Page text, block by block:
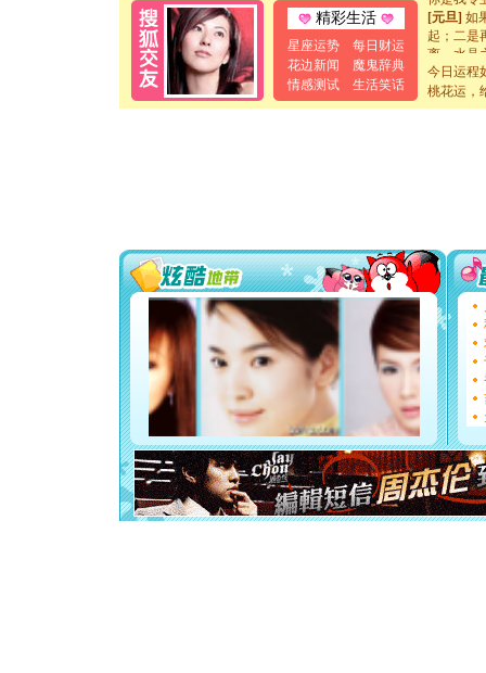
精彩生活
星座运势
每日财运
花边新闻
魔鬼辞典
情感测试
生活笑话
[元旦] 如
起；二是
离。水晶
[元旦]当
泣，这痛
卖了。水
你太多，
要平安！
[圣诞节]
能正大
天都要快
[圣诞节]
如意,快
[元旦]
看
断电。
你是我
[元旦]
起；二是
离。水晶
[元旦]当
泣，这痛
今日运程
桃花运，